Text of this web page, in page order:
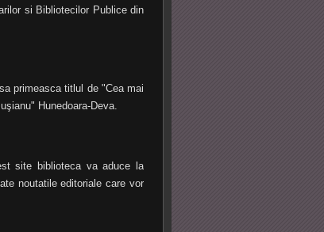
si Bibliotecilor Publice din
primeasca titlul de "Cea mai
Hunedoara-Deva.
site biblioteca va aduce la
noutatile editoriale care vor